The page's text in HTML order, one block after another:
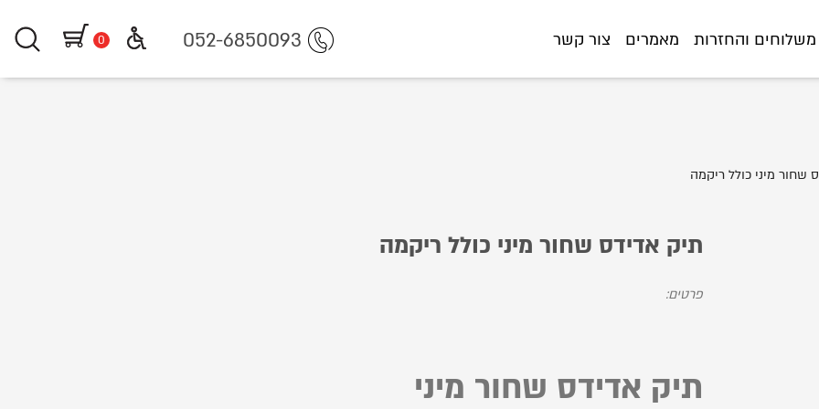
משלוחים והחזרות מאמרים צור קשר 0 052-6850093
שחור מיני כולל ריקמה
תיק אדידס שחור מיני כולל ריקמה
פרטים:
תיק אדידס שחור מיני